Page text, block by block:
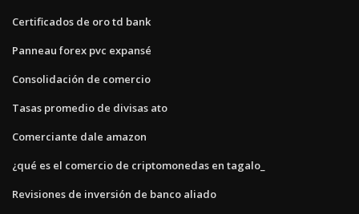
Certificados de oro td bank
Panneau forex pvc expansé
Consolidación de comercio
Tasas promedio de divisas ato
Comerciante dale amazon
¿qué es el comercio de criptomonedas en tagalo_
Revisiones de inversión de banco aliado